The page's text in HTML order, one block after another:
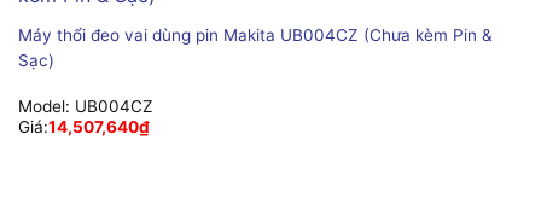
Máy thổi đeo vai dùng pin Makita UB004CZ (Chưa kèm Pin &
Sạc)
Model: UB004CZ
Giá:14,507,640₫